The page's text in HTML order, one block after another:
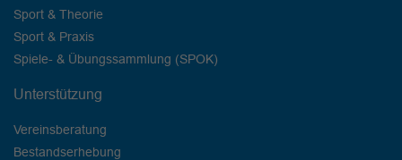
Sport & Theorie
Sport & Praxis
Spiele- & Übungssammlung (SPOK)
Unterstützung
Vereinsberatung
Bestandserhebung